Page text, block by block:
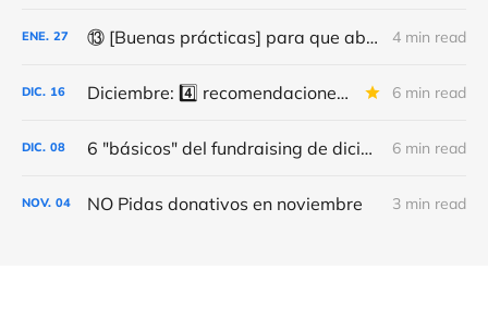
ENE. 27 ⑬ [Buenas prácticas] para que abran (más) tus correos y consigas (más y mejores) donativos 4 min read
DIC. 16 Diciembre: 4️⃣ recomendaciones finales para captar (más) fondos esta Navidad 6 min read
DIC. 08 6 "básicos" del fundraising de diciembre (...y de siempre) 6 min read
NOV. 04 NO Pidas donativos en noviembre 3 min read